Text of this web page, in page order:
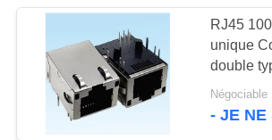
RJ45
unique
double
lumière
- JE NE